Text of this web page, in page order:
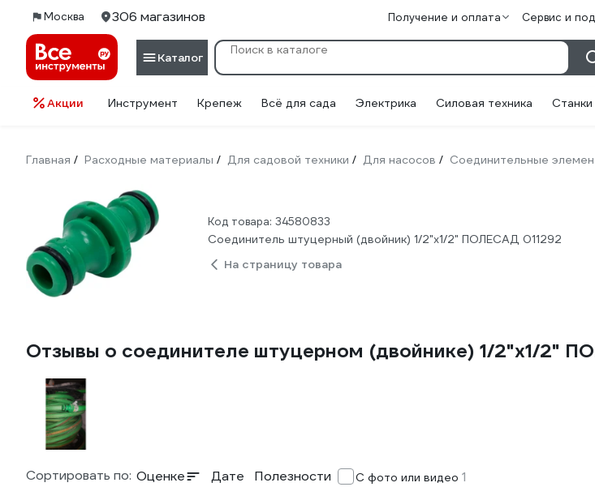
Москва 306 магазинов Получение и оплата Сервис и
Каталог
Акции Инструмент Крепеж Всё для сада Электрика Силовая техника Станки
Главная / Расходные материалы / Для садовой техники / Для насосов / Соединительные
Код товара: 34580833
Соединитель штуцерный (двойник) 1/2"х1/2" ПОЛЕСАД 011292
На страницу товара
Отзывы о соединителе штуцерном (двойнике) 1/2"х1/2"
Сортировать по: Оценке Дате Полезности С фото или видео 1